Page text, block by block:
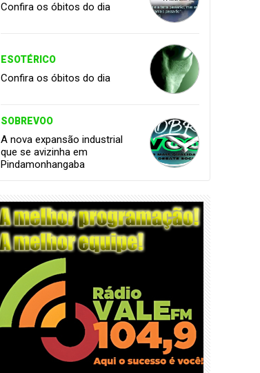
Confira os óbitos do dia
ESOTÉRICO
Confira os óbitos do dia
SOBREVOO
A nova expansão industrial
que se avizinha em
Pindamonhangaba